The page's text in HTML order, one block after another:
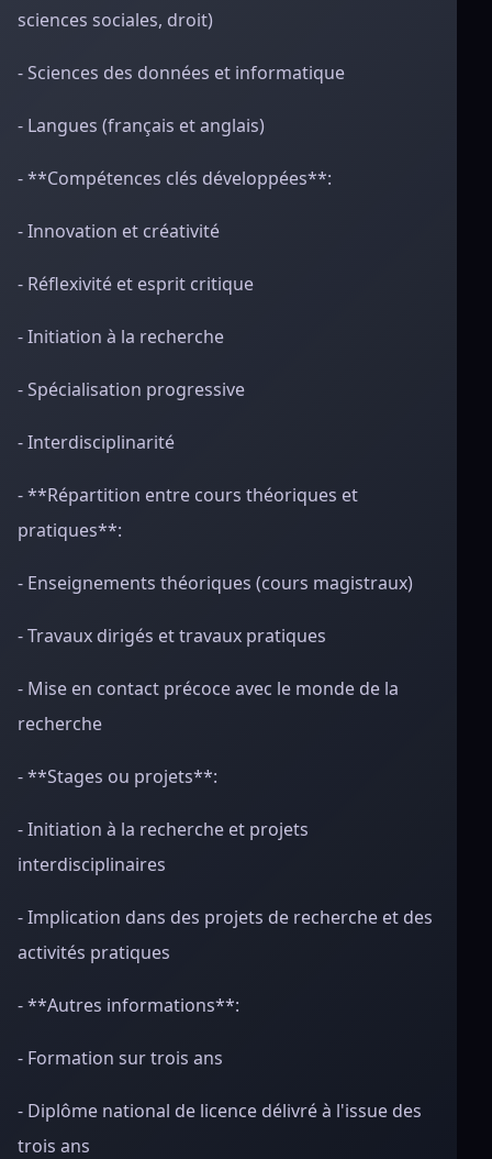
sciences sociales, droit)
- Sciences des données et informatique
- Langues (français et anglais)
- **Compétences clés développées**:
- Innovation et créativité
- Réflexivité et esprit critique
- Initiation à la recherche
- Spécialisation progressive
- Interdisciplinarité
- **Répartition entre cours théoriques et
pratiques**:
- Enseignements théoriques (cours magistraux)
- Travaux dirigés et travaux pratiques
- Mise en contact précoce avec le monde de la
recherche
- **Stages ou projets**:
- Initiation à la recherche et projets
interdisciplinaires
- Implication dans des projets de recherche et des
activités pratiques
- **Autres informations**:
- Formation sur trois ans
- Diplôme national de licence délivré à l'issue des
trois ans